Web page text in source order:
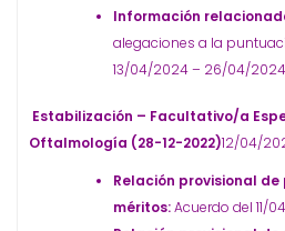
Información
alegaciones a la
13/04/2024 – 26/04/
Estabilización – Facultativo/a
Oftalmología (28-12-2022)12/04/
Relación provisional
méritos:Acuerdo del 11/